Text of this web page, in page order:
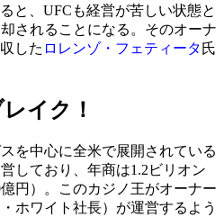
と、UFCも経営が苦しい状態と
されることになる。そのオーナ
した ロレンゾ・フェティータ氏
イク！
を中心に全米で展開されている
しており、年商は1.2ビリオン
円）。このカジノ王がオーナー
ホワイト社長）が運営するよう